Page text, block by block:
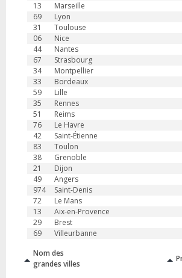
13
Marseille
69
Lyon
31
Toulouse
06
Nice
44
Nantes
67
Strasbourg
34
Montpellier
33
Bordeaux
59
Lille
35
Rennes
51
Reims
76
Le Havre
42
Saint-Étienne
83
Toulon
38
Grenoble
21
Dijon
49
Angers
974
Saint-Denis
72
Le Mans
13
Aix-en-Provence
29
Brest
69
Villeurbanne
Nom des
grandes villes